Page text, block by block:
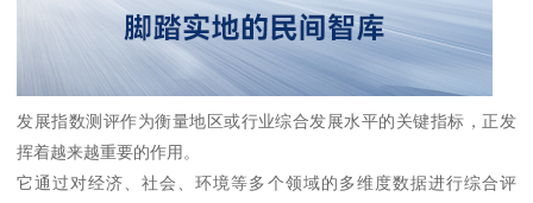
发展指数测评作为衡量地区或行业综合发展水平的关键指标，正发
挥着越来越重要的作用。
它通过对经济、社会、环境等多个领域的多维度数据进行综合评